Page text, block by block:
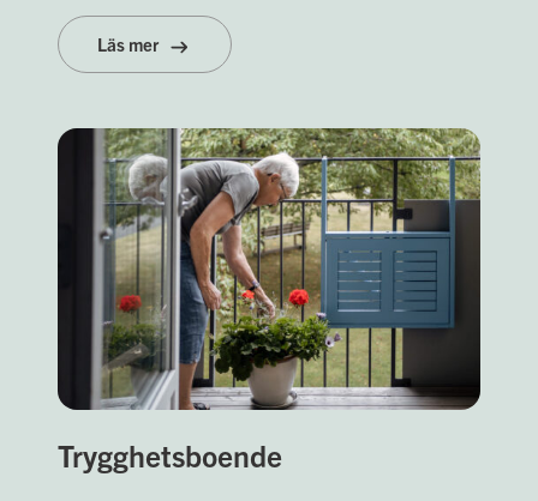
Läs mer
Trygghetsboende